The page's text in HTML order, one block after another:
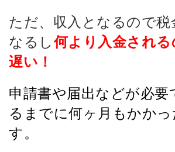
ただ、収入となるので税
なるし何より入金され
遅い！
申請書や届出などが必要
るまでに何ヶ月もかかっ
す。